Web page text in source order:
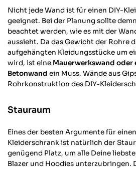
Nicht jede Wand ist für einen DIY-
geeignet. Bei der Planung sollte
beachtet werden, wie es mit der
aussieht. Da das Gewicht der Rohre
aufgehängten Kleidungsstücke um
wird, ist eine Mauerwerkswand oder
Betonwand ein Muss. Wände aus
Rohrkonstruktion des DIY-
Stauraum
Eines der besten Argumente für
Kleiderschrank ist natürlich der
genügend Platz, um alle Deine
Blazer und Hoodies unterzubringen.